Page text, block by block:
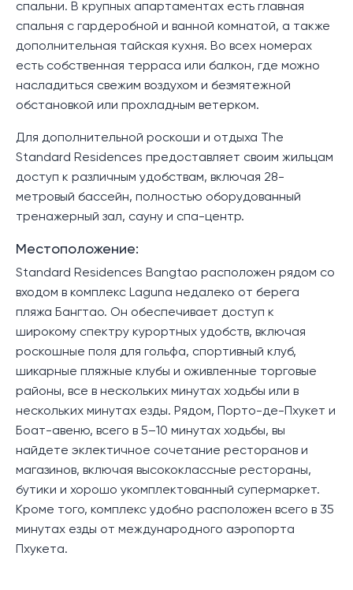
спальни. В крупных апартаментах есть главная
спальня с гардеробной и ванной комнатой, а также
дополнительная тайская кухня. Во всех номерах
есть собственная терраса или балкон, где можно
насладиться свежим воздухом и безмятежной
обстановкой или прохладным ветерком.
Для дополнительной роскоши и отдыха The
Standard Residences предоставляет своим жильцам
доступ к различным удобствам, включая 28-
метровый бассейн, полностью оборудованный
тренажерный зал, сауну и спа-центр.
Местоположение:
Standard Residences Bangtao расположен рядом со
входом в комплекс Laguna недалеко от берега
пляжа Бангтао. Он обеспечивает доступ к
широкому спектру курортных удобств, включая
роскошные поля для гольфа, спортивный клуб,
шикарные пляжные клубы и оживленные торговые
районы, все в нескольких минутах ходьбы или в
нескольких минутах езды. Рядом, Порто-де-Пхукет и
Боат-авеню, всего в 5–10 минутах ходьбы, вы
найдете эклектичное сочетание ресторанов и
магазинов, включая высококлассные рестораны,
бутики и хорошо укомплектованный супермаркет.
Кроме того, комплекс удобно расположен всего в 35
минутах езды от международного аэропорта
Пхукета.